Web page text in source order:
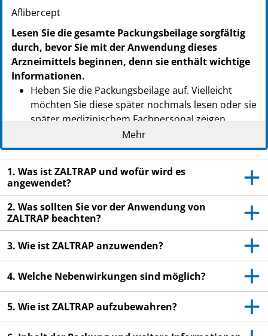
NTIN: 04150038003330
PZN: 03800356
PPN: 110380035633
NTIN: 04150038003569
PZN: 03800379
PPN: 110380037986
NTIN: 04150038003798
Aflibercept
Lesen Sie die gesamte Packungsbeilage sorgfältig
durch, bevor Sie mit der Anwendung dieses
Arzneimittels beginnen, denn sie enthält wichtige
Informationen.
Heben Sie die Packungsbeilage auf. Vielleicht
möchten Sie diese später nochmals lesen oder sie
später medizinischem Fachpersonal zeigen.
Wenn Sie weitere Fragen haben, wenden Sie sich
an Ihren Arzt, Apotheker oder das medizinische
Fachpersonal.
Wenn Sie Nebenwirkungen bemerken, wenden Sie
sich an Ihren Arzt, Apotheker oder das
medizinische Fachpersonal. Dies gilt auch für
Nebenwirkungen, die nicht in dieser
Packungsbeilage angegeben sind. Siehe Abschnitt
4.
Mehr
1. Was ist ZALTRAP und wofür wird es
angewendet?
2. Was sollten Sie vor der Anwendung von
ZALTRAP beachten?
3. Wie ist ZALTRAP anzuwenden?
4. Welche Nebenwirkungen sind möglich?
5. Wie ist ZALTRAP aufzubewahren?